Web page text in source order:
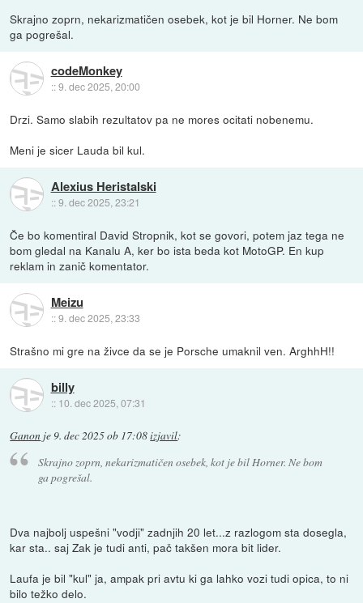
Skrajno zoprn, nekarizmatičen osebek, kot je bil Horner. Ne bom
ga pogrešal.
codeMonkey
::9. dec 2025, 20:00
Drzi. Samo slabih rezultatov pa ne mores ocitati nobenemu.
Meni je sicer Lauda bil kul.
Alexius Heristalski
::9. dec 2025, 23:21
Če bo komentiral David Stropnik, kot se govori, potem jaz tega ne
bom gledal na Kanalu A, ker bo ista beda kot MotoGP. En kup
reklam in zanič komentator.
Meizu
::9. dec 2025, 23:33
Strašno mi gre na živce da se je Porsche umaknil ven. ArghhH!!
billy
:: 10. dec 2025, 07:31
Ganon je9. dec 2025 ob 17:08izjavil:
Skrajno zoprn, nekarizmatičen osebek, kot je bil Horner. Ne bom
ga pogrešal.
Dva najbolj uspešni "vodji" zadnjih 20 let...z razlogom sta dosegla,
kar sta.. saj Zak je tudi anti, pač takšen mora bit lider.
Laufa je bil "kul" ja, ampak pri avtu ki ga lahko vozi tudi opica, to ni
bilo težko delo.